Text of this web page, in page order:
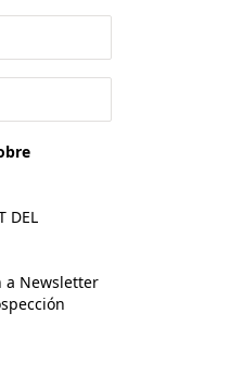
DEL
a Newsletter